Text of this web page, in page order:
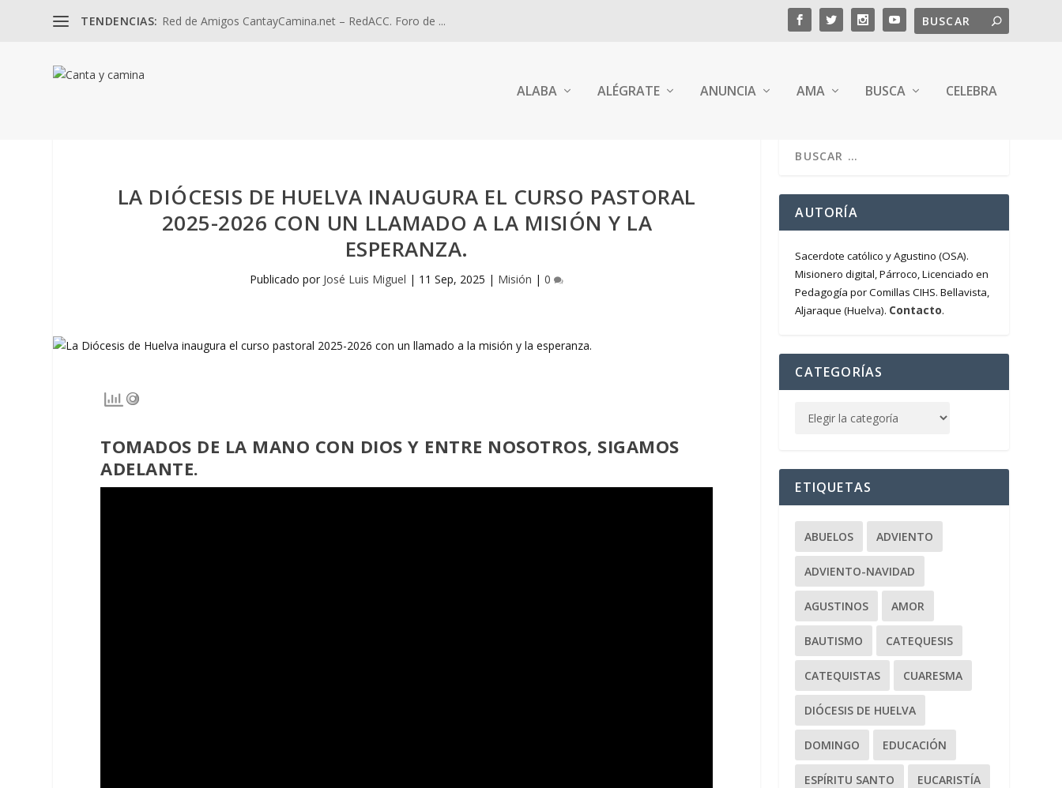
TENDENCIAS: Red de Amigos CantayCamina.net – RedACC. Foro de ...
ALABA ALÉGRATE ANUNCIA AMA BUSCA CELEBRA
LA DIÓCESIS DE HUELVA INAUGURA EL CURSO PASTORAL
2025-2026 CON UN LLAMADO A LA MISIÓN Y LA
ESPERANZA.
Publicado por José Luis Miguel | 11 Sep, 2025 | Misión |0
TOMADOS DE LA MANO CON DIOS Y ENTRE NOSOTROS, SIGAMOS
ADELANTE.
AUTORÍA
Sacerdote católico y Agustino (OSA).
Misionero digital, Párroco, Licenciado en
Pedagogía por Comillas CIHS. Bellavista,
Aljaraque (Huelva). Contacto.
CATEGORÍAS
ETIQUETAS
ABUELOS ADVIENTO
ADVIENTO-NAVIDAD
AGUSTINOS AMOR
BAUTISMO CATEQUESIS
CATEQUISTAS CUARESMA
DIÓCESIS DE HUELVA
DOMINGO EDUCACIÓN
ESPÍRITU SANTO EUCARISTÍA